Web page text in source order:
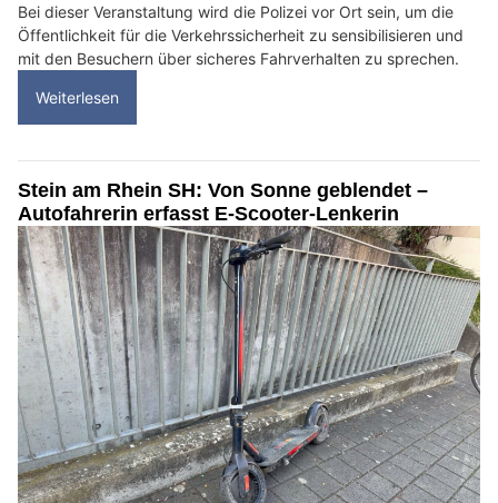
Bei dieser Veranstaltung wird die Polizei vor Ort sein, um die
Öffentlichkeit für die Verkehrssicherheit zu sensibilisieren und
mit den Besuchern über sicheres Fahrverhalten zu sprechen.
Weiterlesen
Stein am Rhein SH: Von Sonne geblendet –
Autofahrerin erfasst E-Scooter-Lenkerin